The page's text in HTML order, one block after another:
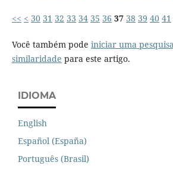
<< < 30 31 32 33 34 35 36 37 38 39 40 41
Você também pode iniciar uma
similaridade para este artigo.
IDIOMA
English
Español (España)
Português (Brasil)